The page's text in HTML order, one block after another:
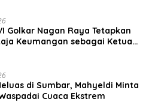
Golkar Nagan Raya Tetapkan
Keumangan sebagai Ketua
di Sumbar, Mahyeldi Minta
Cuaca Ekstrem